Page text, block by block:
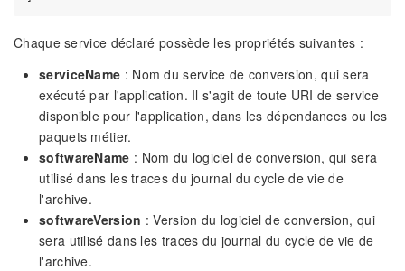
Chaque service déclaré possède les propriétés suivantes :
serviceName : Nom du service de conversion, qui sera
exécuté par l'application. Il s'agit de toute URI de service
disponible pour l'application, dans les dépendances ou les
paquets métier.
softwareName : Nom du logiciel de conversion, qui sera
utilisé dans les traces du journal du cycle de vie de
l'archive.
softwareVersion : Version du logiciel de conversion, qui
sera utilisé dans les traces du journal du cycle de vie de
l'archive.